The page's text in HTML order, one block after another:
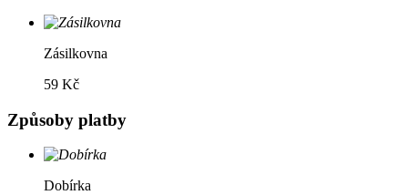
Zásilkovna
59 Kč
Způsoby platby
Dobírka